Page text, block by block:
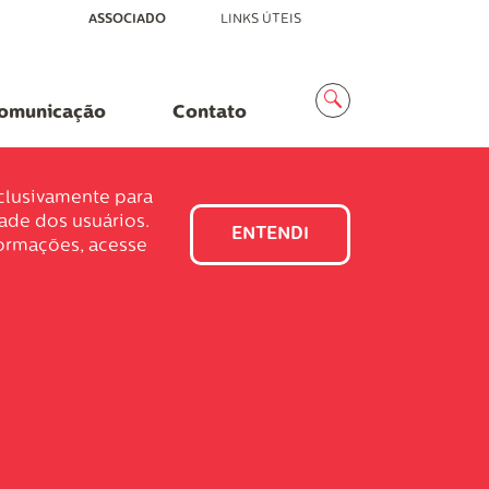
MenuASSOCIADO LINKS ÚTEIS
Contato
Busca
para
dos usuários.
acesse
ENTENDI